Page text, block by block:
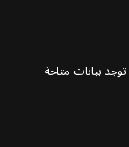
توجد بيانات متاحة